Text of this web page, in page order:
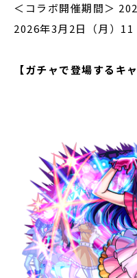
＜コラボ開催期間＞
2026年3月2日（月）11
【ガチャで登場するキ